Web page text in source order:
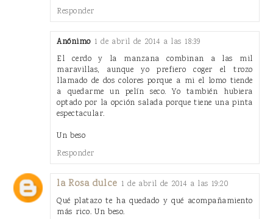
Responder
Anónimo 1 de abril de 2014 a las 18:39
El cerdo y la manzana combinan a las mil
maravillas, aunque yo prefiero coger el trozo
llamado de dos colores porque a mi el lomo tiende
a quedarme un pelín seco. Yo también hubiera
optado por la opción salada porque tiene una pinta
espectacular.
Un beso
Responder
la Rosa dulce 1 de abril de 2014 a las 19:20
Qué platazo te ha quedado y qué acompañamiento
más rico. Un beso.